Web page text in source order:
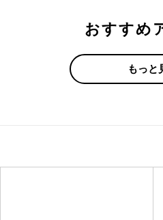
おすすめ
もっと